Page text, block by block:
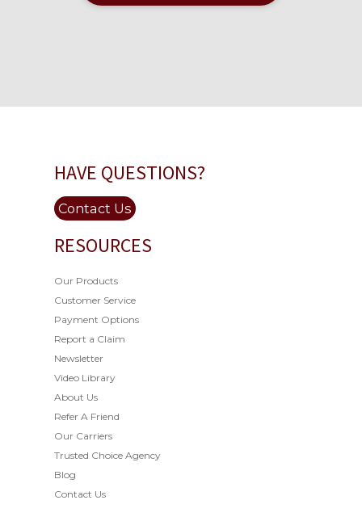
HAVE QUESTIONS?
Contact Us
RESOURCES
Our Products
Customer Service
Payment Options
Report a Claim
Newsletter
Video Library
About Us
Refer A Friend
Our Carriers
Trusted Choice Agency
Blog
Contact Us